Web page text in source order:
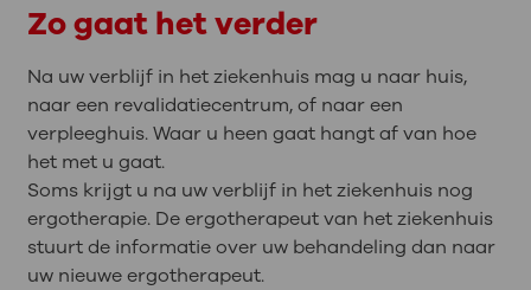
Zo gaat het verder
Na uw verblijf in het ziekenhuis mag u naar huis,
naar een revalidatiecentrum, of naar een
verpleeghuis. Waar u heen gaat hangt af van hoe
het met u gaat.
Soms krijgt u na uw verblijf in het ziekenhuis nog
ergotherapie. De ergotherapeut van het ziekenhuis
stuurt de informatie over uw behandeling dan naar
uw nieuwe ergotherapeut.